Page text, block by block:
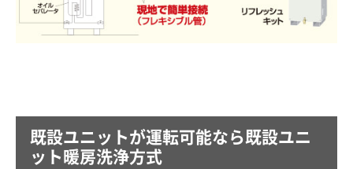
既設ユニットが運転可能なら既設ユニ
ット暖房洗浄方式